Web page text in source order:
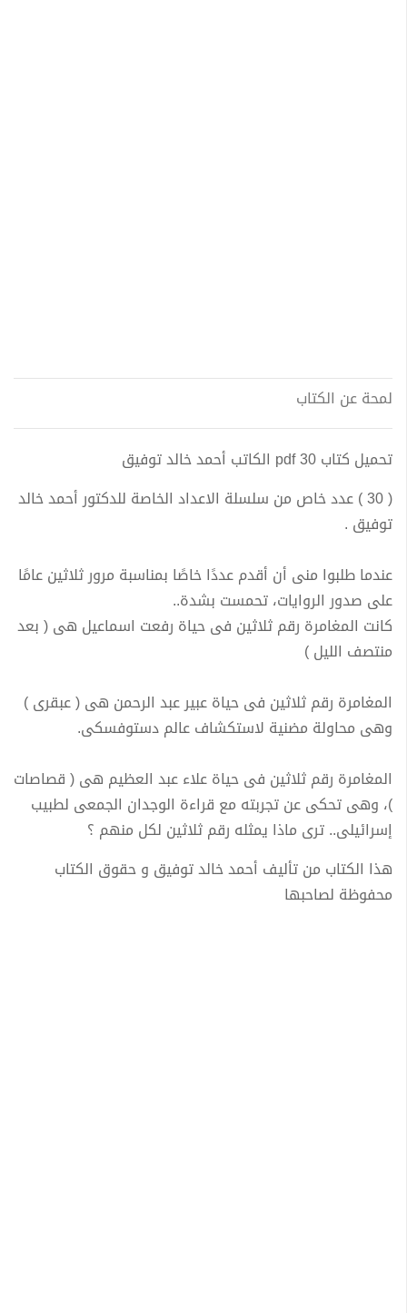
لمحة عن الكتاب
تحميل كتاب 30 pdf الكاتب أحمد خالد توفيق
( 30 ) عدد خاص من سلسلة الاعداد الخاصة للدكتور أحمد خالد
توفيق .
عندما طلبوا منى أن أقدم عددًا خاصًا بمناسبة مرور ثلاثين عامًا
على صدور الروايات، تحمست بشدة..
كانت المغامرة رقم ثلاثين فى حياة رفعت اسماعيل هى ( بعد
منتصف الليل )
المغامرة رقم ثلاثين فى حياة عبير عبد الرحمن هى ( عبقرى )
وهى محاولة مضنية لاستكشاف عالم دستوفسكى.
المغامرة رقم ثلاثين فى حياة علاء عبد العظيم هى ( قصاصات
)، وهى تحكى عن تجربته مع قراءة الوجدان الجمعى لطبيب
إسرائيلى.. ترى ماذا يمثله رقم ثلاثين لكل منهم ؟
هذا الكتاب من تأليف أحمد خالد توفيق و حقوق الكتاب
محفوظة لصاحبها